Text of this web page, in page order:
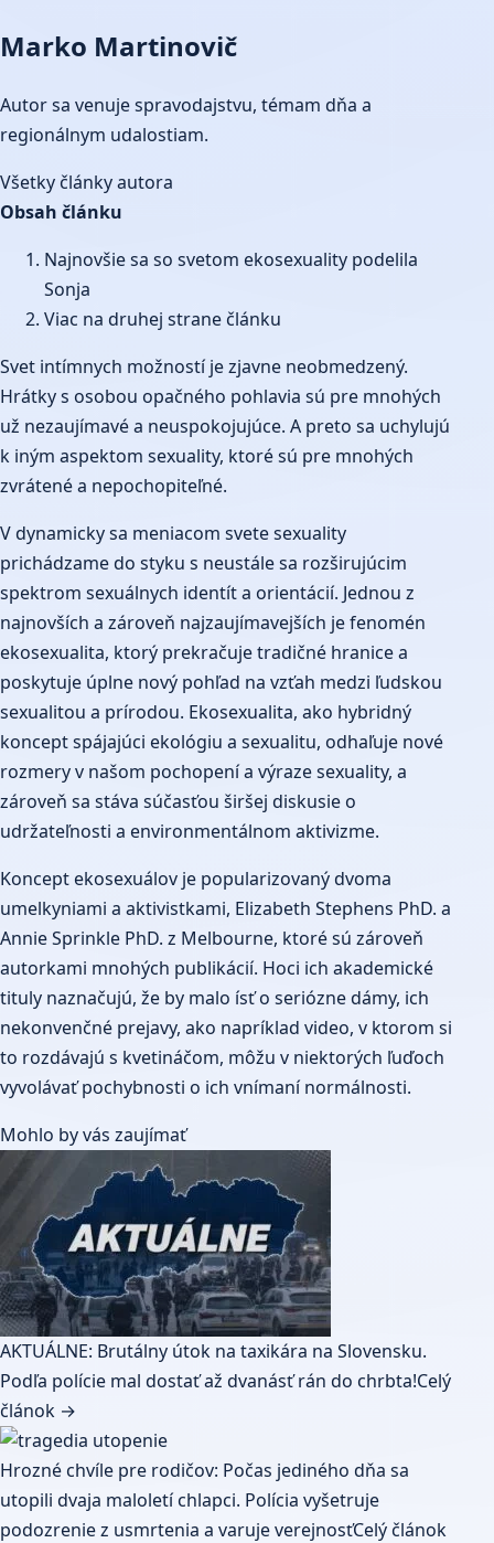
Marko Martinovič
Autor sa venuje spravodajstvu, témam dňa a
regionálnym udalostiam.
Všetky články autora
Obsah článku
Najnovšie sa so svetom ekosexuality podelila
Sonja
Viac na druhej strane článku
Svet intímnych možností je zjavne neobmedzený.
Hrátky s osobou opačného pohlavia sú pre mnohých
už nezaujímavé a neuspokojujúce. A preto sa uchylujú
k iným aspektom sexuality, ktoré sú pre mnohých
zvrátené a nepochopiteľné.
V dynamicky sa meniacom svete sexuality
prichádzame do styku s neustále sa rozširujúcim
spektrom sexuálnych identít a orientácií. Jednou z
najnovších a zároveň najzaujímavejších je fenomén
ekosexualita, ktorý prekračuje tradičné hranice a
poskytuje úplne nový pohľad na vzťah medzi ľudskou
sexualitou a prírodou. Ekosexualita, ako hybridný
koncept spájajúci ekológiu a sexualitu, odhaľuje nové
rozmery v našom pochopení a výraze sexuality, a
zároveň sa stáva súčasťou širšej diskusie o
udržateľnosti a environmentálnom aktivizme.
Koncept ekosexuálov je popularizovaný dvoma
umelkyniami a aktivistkami, Elizabeth Stephens PhD. a
Annie Sprinkle PhD. z Melbourne, ktoré sú zároveň
autorkami mnohých publikácií. Hoci ich akademické
tituly naznačujú, že by malo ísť o seriózne dámy, ich
nekonvenčné prejavy, ako napríklad video, v ktorom si
to rozdávajú s kvetináčom, môžu v niektorých ľuďoch
vyvolávať pochybnosti o ich vnímaní normálnosti.
Mohlo by vás zaujímať
AKTUÁLNE: Brutálny útok na taxikára na Slovensku.
Podľa polície mal dostať až dvanásť rán do chrbta!Celý
článok →
Hrozné chvíle pre rodičov: Počas jediného dňa sa
utopili dvaja maloletí chlapci. Polícia vyšetruje
podozrenie z usmrtenia a varuje verejnosťCelý článok